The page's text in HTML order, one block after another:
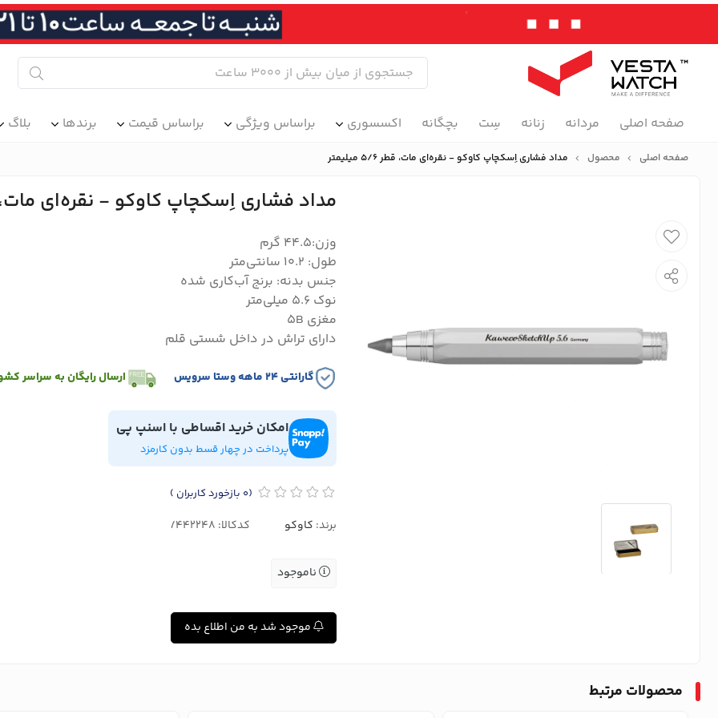
صفحه اصلی مردانه زنانه سِت بچگانه اکسسوری براساس ویژگی براساس قیمت برندها بلاگ
صفحه اصلی محصول مداد فشاری اِسکچاپ کاوکو - نقره‌ای مات، قطر 5/6 میلیمتر
مداد فشاری اِسکچاپ کاوکو - نقره‌ای مات، قطر 5/6
وزن:44.5 گرم
طول: 10.2 سانتی‌متر
جنس بدنه: برنج آب‌کاری شده
نوک ۵.۶ میلی‌متر
مغزی 5B
دارای تراش در داخل شستی قلم
گارانتی ۲۴ ماهه وستا سرویس ارسال رایگان به سراسر
امکان خرید اقساطی با اسنپ پی
پرداخت در چهار قسط بدون کارمزد
(0 بازخورد کاربران )
برند: کاوکو کدکالا:
ناموجود
موجود شد به من اطلاع بده
محصولات مرتبط